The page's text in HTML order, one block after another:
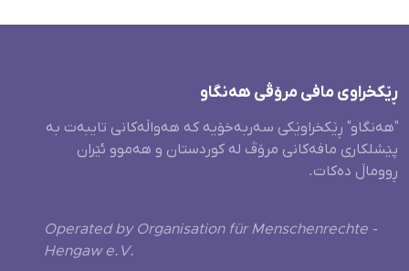
ڕێکخراوی مافی مرۆڤی هەنگاو
"هەنگاو" ڕێکخراوێکی سەربەخۆیە کە هەواڵەکانی تایبەت بە
پێشلکاری مافەکانی مرۆڤ لە کوردستان و هەموو ئێران
ڕووماڵ دەکات.
Operated by Organisation für Menschenrechte -
Hengaw e.V.